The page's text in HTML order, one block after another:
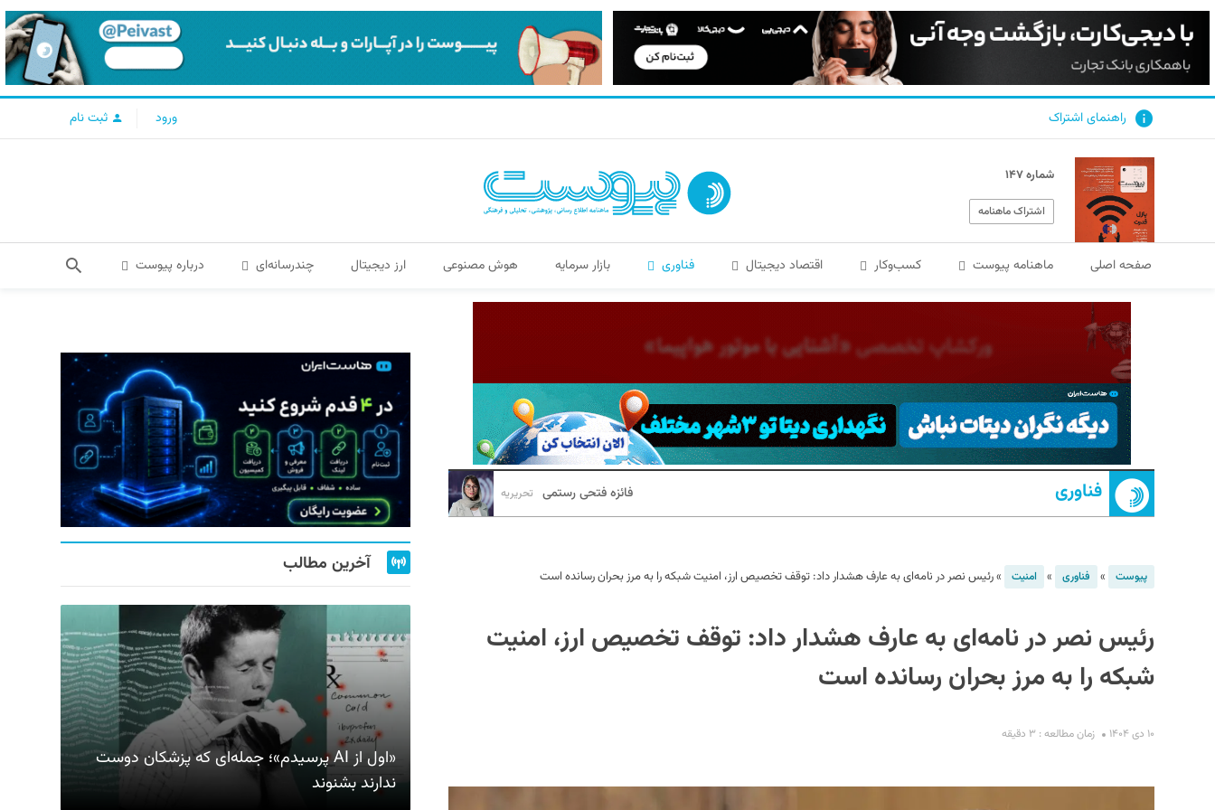
راهنمای اشتراک ورود ثبت نام
شماره ۱۴۷
اشتراک ماهنامه
صفحه اصلی ماهنامه پیوست کسب‌و‌کار اقتصاد دیجیتال فناوری بازار سرمایه هوش مصنوعی ارز دیجیتال چندرسانه‌ای درباره پیوست
فناوری فائزه فتحی رستمی تحریریه
پیوست » فناوری » امنیت »رئیس نصر در نامه‌ای به عارف هشدار داد: توقف تخصیص ارز، امنیت شبکه را به مرز بحران رسانده است
رئیس نصر در نامه‌ای به عارف هشدار داد: توقف تخصیص ارز، امنیت
شبکه را به مرز بحران رسانده است
۱۰ دی ۱۴۰۴ زمان مطالعه : ۳ دقیقه
آخرین مطالب
«اول از AI پرسیدم»؛ جمله‌ای که پزشکان دوست
ندارند بشنوند